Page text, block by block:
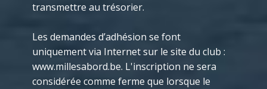
transmettre au trésorier.
Les demandes d’adhésion se font
uniquement via Internet sur le site du club :
www.millesabord.be. L'inscription ne sera
considérée comme ferme que lorsque le